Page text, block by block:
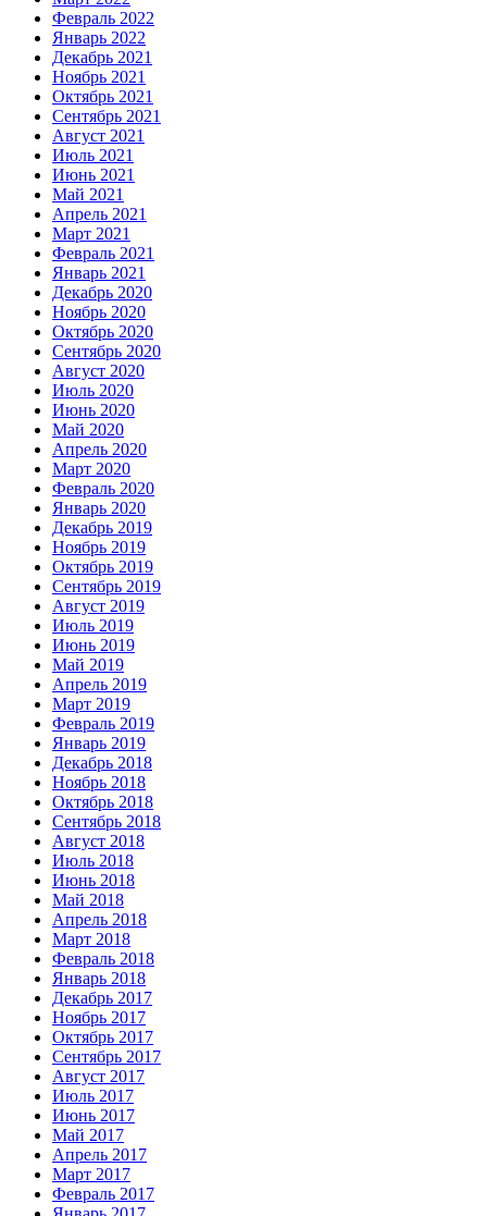
Февраль 2022
Январь 2022
Декабрь 2021
Ноябрь 2021
Октябрь 2021
Сентябрь 2021
Август 2021
Июль 2021
Июнь 2021
Май 2021
Апрель 2021
Март 2021
Февраль 2021
Январь 2021
Декабрь 2020
Ноябрь 2020
Октябрь 2020
Сентябрь 2020
Август 2020
Июль 2020
Июнь 2020
Май 2020
Апрель 2020
Март 2020
Февраль 2020
Январь 2020
Декабрь 2019
Ноябрь 2019
Октябрь 2019
Сентябрь 2019
Август 2019
Июль 2019
Июнь 2019
Май 2019
Апрель 2019
Март 2019
Февраль 2019
Январь 2019
Декабрь 2018
Ноябрь 2018
Октябрь 2018
Сентябрь 2018
Август 2018
Июль 2018
Июнь 2018
Май 2018
Апрель 2018
Март 2018
Февраль 2018
Январь 2018
Декабрь 2017
Ноябрь 2017
Октябрь 2017
Сентябрь 2017
Август 2017
Июль 2017
Июнь 2017
Май 2017
Апрель 2017
Март 2017
Февраль 2017